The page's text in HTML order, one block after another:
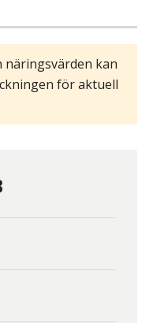
näringsvärden kan
för aktuell